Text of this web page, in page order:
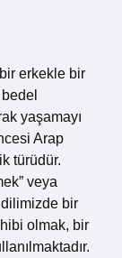
erkekle bir
yaşamayı
Arap
türüdür.
veya
dilimizde bir
olmak, bir